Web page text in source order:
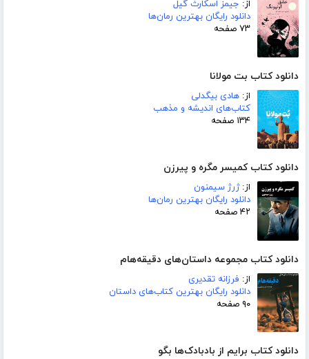
از: جیمز اسکارث گیل
دانلود رایگان بهترین رمان‌ها
۷۳ صفحه
دانلود کتاب بت مولانا
از: هادی بیگدلی
کتاب‌های اندیشه و مذهب
۱۳۴ صفحه
دانلود کتاب کمیسر مگره و پیرزن
از:ژرژ سیمنون
دانلود رایگان بهترین رمان‌ها
۴۲ صفحه
دانلود کتاب مجموعه داستان‌های دقیقه‌هام
از: فرزانه تقدیری
دانلود رایگان بهترین کتاب‌های داستان
۹۰ صفحه
دانلود کتاب برایم از بادبادک‌ها بگو